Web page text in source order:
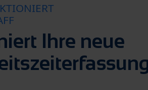
Ihre neue